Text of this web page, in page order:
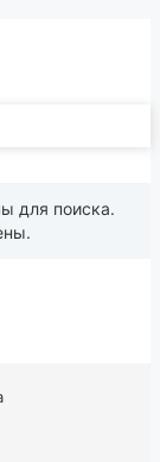
для поиска.